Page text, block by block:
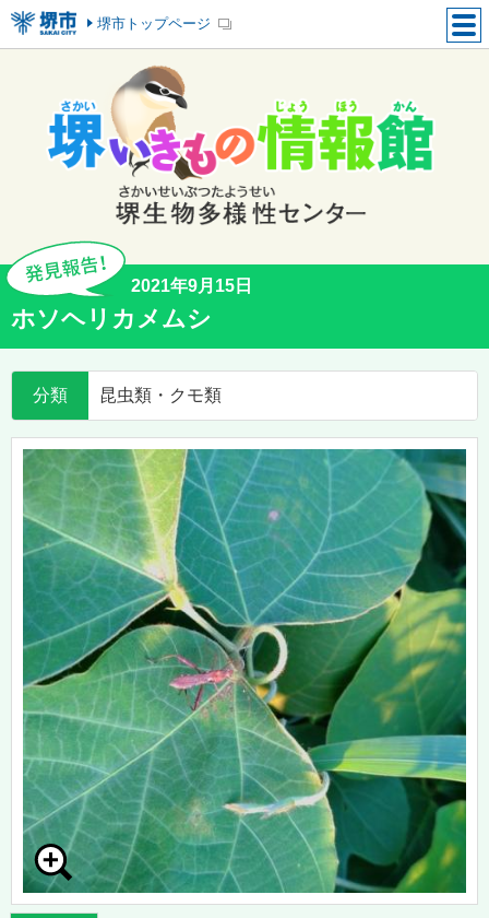
堺市トップページ
2021年9月15日
ホソヘリカメムシ
分類 昆虫類・クモ類